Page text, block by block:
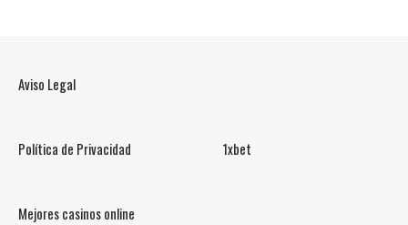
Aviso Legal
Política de Privacidad 1xbet
Mejores casinos online